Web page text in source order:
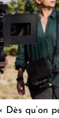
Dès qu’on